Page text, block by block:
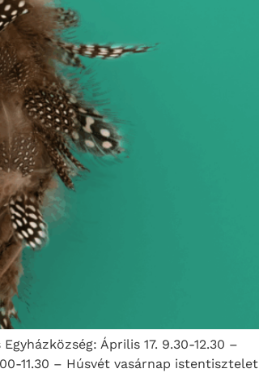
Április 17. 9.30-12.30 –
11.30 – Húsvét vasárnap istentisztelet